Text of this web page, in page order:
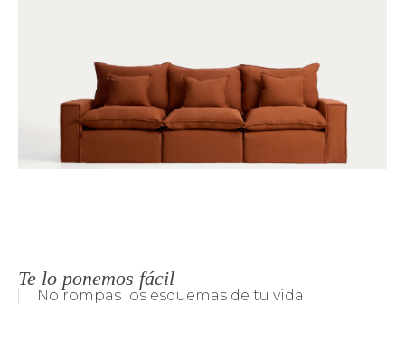
Te lo ponemos fácil
No rompas los esquemas de tu vida